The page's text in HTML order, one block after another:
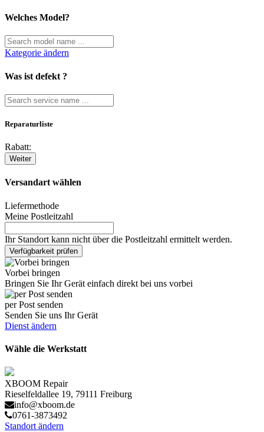
Welches Model?
Kategorie ändern
Was ist defekt ?
Reparaturliste
Rabatt:
Weiter
Versandart wählen
Liefermethode
Meine Postleitzahl
Ihr Standort kann nicht über die Postleitzahl ermittelt werden.
Verfügbarkeit prüfen
Vorbei bringen
Bringen Sie Ihr Gerät einfach direkt bei uns vorbei
per Post senden
Senden Sie uns Ihr Gerät
Dienst ändern
Wähle die Werkstatt
XBOOM Repair
Rieselfeldallee 19, 79111 Freiburg
info@xboom.de
0761-3873492
Standort ändern